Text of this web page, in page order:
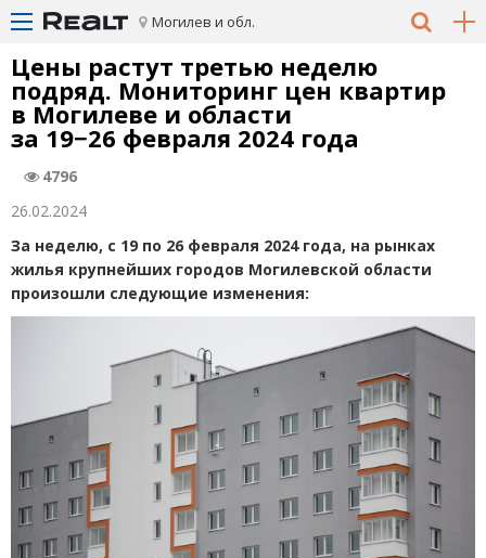
Могилев и обл.
Цены растут третью неделю
подряд. Мониторинг цен квартир
в Могилеве и области
за 19−26 февраля 2024 года
4796
26.02.2024
За неделю, с 19 по 26 февраля 2024 года, на рынках
жилья крупнейших городов Могилевской области
произошли следующие изменения: